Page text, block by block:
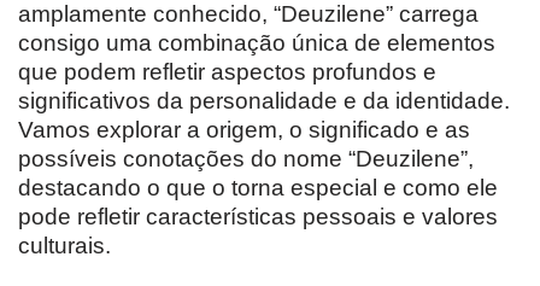
amplamente conhecido, “Deuzilene” carrega
consigo uma combinação única de elementos
que podem refletir aspectos profundos e
significativos da personalidade e da identidade.
Vamos explorar a origem, o significado e as
possíveis conotações do nome “Deuzilene”,
destacando o que o torna especial e como ele
pode refletir características pessoais e valores
culturais.